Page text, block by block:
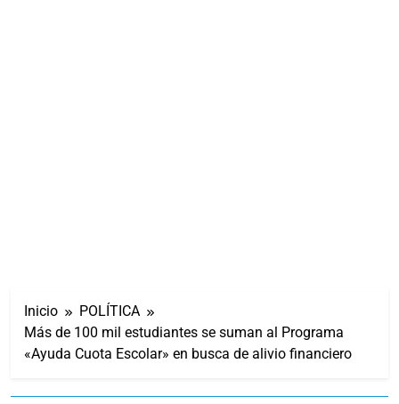
Inicio
POLÍTICA
Más de 100 mil estudiantes se suman al Programa
«Ayuda Cuota Escolar» en busca de alivio financiero